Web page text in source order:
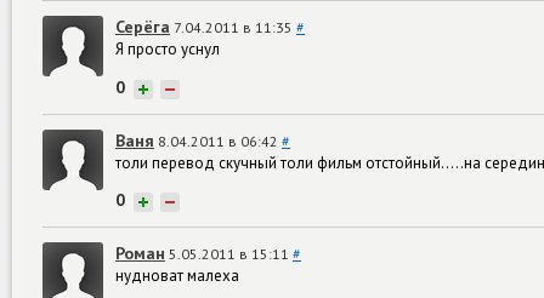
Серёга 7.04.2011 в 11:35 #
Я просто уснул
0 + −
Ваня 8.04.2011 в 06:42 #
толи перевод скучный толи фильм отстойный.....на
0 + −
Роман 5.05.2011 в 15:11 #
нудноват малеха